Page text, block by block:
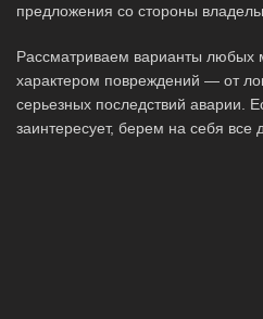
предложения со стороны
Рассматриваем варианты любых
характером повреждений — от
серьезных последствий аварии.
заинтересует, берем на себя все